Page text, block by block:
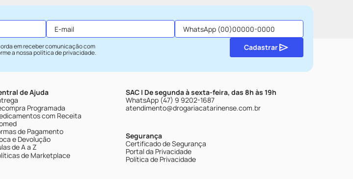
em receber comunicação com
a nossapolítica de privacidade.
Cadastrar
de Ajuda
Programada
com Receita
de Pagamento
e Devolução
de A a Z
de Marketplace
SAC | De segunda à sexta-feira, das 8h às 19h
WhatsApp (47) 9 9202-1687
atendimento@drogariacatarinense.com.br
Segurança
Certificado de Segurança
Portal da Privacidade
Política de Privacidade